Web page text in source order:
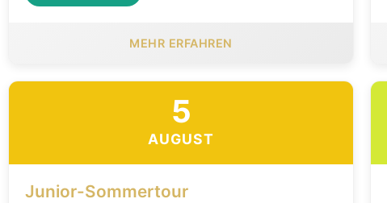
MEHR ERFAHREN
5
AUGUST
Junior-Sommertour